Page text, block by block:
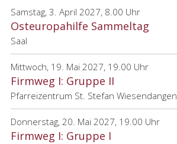
Samstag, 3. April 2027, 8.00 Uhr
Osteuropahilfe Sammeltag
Saal
Mittwoch, 19. Mai 2027, 19.00 Uhr
Firmweg I: Gruppe II
Pfarreizentrum St. Stefan Wiesendangen
Donnerstag, 20. Mai 2027, 19.00 Uhr
Firmweg I: Gruppe I